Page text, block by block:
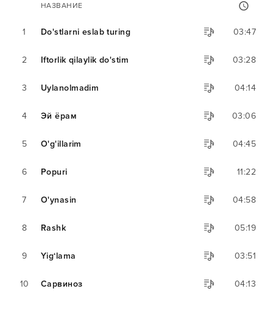
НАЗВАНИЕ
1 Do'stlarni eslab turing 03:47
2 Iftorlik qilaylik do'stim 03:28
3 Uylanolmadim 04:14
4 Эй ёрам 03:06
5 O'g'illarim 04:45
6 Popuri 11:22
7 O'ynasin 04:58
8 Rashk 05:19
9 Yig‘lama 03:51
10 Сарвиноз 04:13